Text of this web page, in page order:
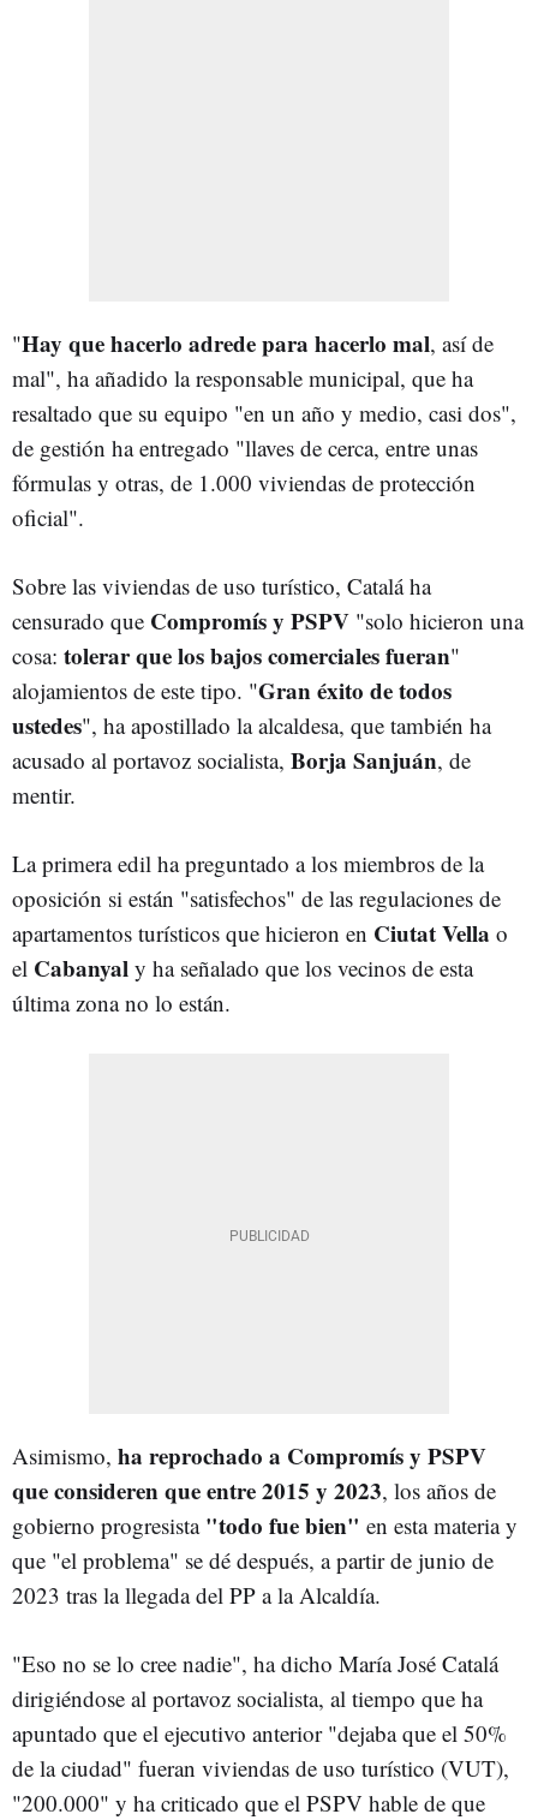
"Hay que hacerlo adrede para hacerlo mal, así de
mal", ha añadido la responsable municipal, que ha
resaltado que su equipo "en un año y medio, casi dos",
de gestión ha entregado "llaves de cerca, entre unas
fórmulas y otras, de 1.000 viviendas de protección
oficial".
Sobre las viviendas de uso turístico, Catalá ha
censurado que Compromís y PSPV "solo hicieron una
cosa: tolerar que los bajos comerciales fueran"
alojamientos de este tipo. "Gran éxito de todos
ustedes", ha apostillado la alcaldesa, que también ha
acusado al portavoz socialista, Borja Sanjuán, de
mentir.
La primera edil ha preguntado a los miembros de la
oposición si están "satisfechos" de las regulaciones de
apartamentos turísticos que hicieron en Ciutat Vella o
el Cabanyal y ha señalado que los vecinos de esta
última zona no lo están.
Asimismo, ha reprochado a Compromís y PSPV
que consideren queentre 2015 y 2023, los años de
gobierno progresista "todo fue bien" en esta materia y
que "el problema" se dé después, a partir de junio de
2023 tras la llegada del PP a la Alcaldía.
"Eso no se lo cree nadie", ha dicho María José Catalá
dirigiéndose al portavoz socialista, al tiempo que ha
apuntado que el ejecutivo anterior "dejaba que el 50%
de la ciudad" fueran viviendas de uso turístico (VUT),
"200.000" y ha criticado que el PSPV hable de que